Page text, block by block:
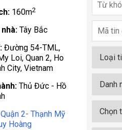
160m2
nhà:Tây Bắc
Đường 54-TML,
Loi, Quan 2, Ho
City, Vietnam
Thủ Đức - Hồ
Quận 2- Thạnh Mỹ
Hoàng